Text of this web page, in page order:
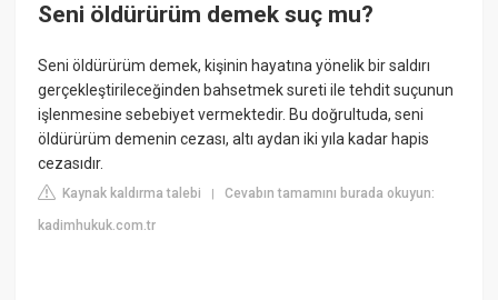
Seni öldürürüm demek suç mu?
Seni öldürürüm demek, kişinin hayatına yönelik bir saldırı
gerçekleştirileceğinden bahsetmek sureti ile tehdit suçunun
işlenmesine sebebiyet vermektedir. Bu doğrultuda, seni
öldürürüm demenin cezası, altı aydan iki yıla kadar hapis
cezasıdır.
Kaynak kaldırma talebi |Cevabın tamamını burada okuyun:
kadimhukuk.com.tr